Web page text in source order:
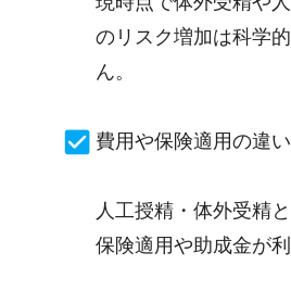
のリスク増加は科学
ん。
費用や保険適用の違い
人工授精・体外受精
保険適用や助成金が利